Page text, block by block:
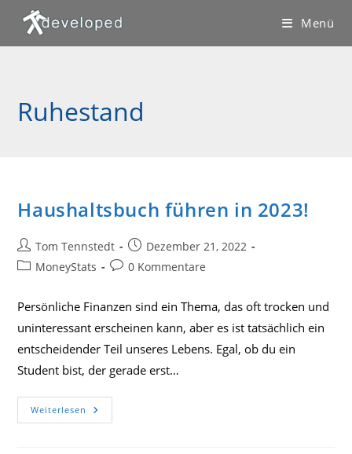
Inhalt
springen
Menü
Ruhestand
Haushaltsbuch führen in 2023!
Beitrags-
Autor:
Tom Tennstedt
Beitrag
veröffentlicht:
Dezember 21, 2022
Beitrags-
MoneyStats
Beitrags-
0 Kommentare
Persönliche Finanzen sind ein Thema, das oft trocken und
uninteressant erscheinen kann, aber es ist tatsächlich ein
entscheidender Teil unseres Lebens. Egal, ob du ein
Student bist, der gerade erst…
Weiterlesen Haushaltsbuch
Führen